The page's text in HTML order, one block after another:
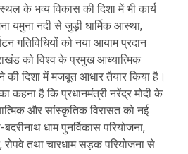
के भव्य विकास की दिशा में भी कार्य
यमुना नदी से जुड़ी धार्मिक आस्था,
गतिविधियों को नया आयाम प्रदान
को विश्व के प्रमुख आध्यात्मिक
की दिशा में मजबूत आधार तैयार किया है।
कहना है कि प्रधानमंत्री नरेंद्र मोदी के
और सांस्कृतिक विरासत को नई
धाम पुनर्विकास परियोजना,
रोपवे तथा चारधाम सड़क परियोजना से